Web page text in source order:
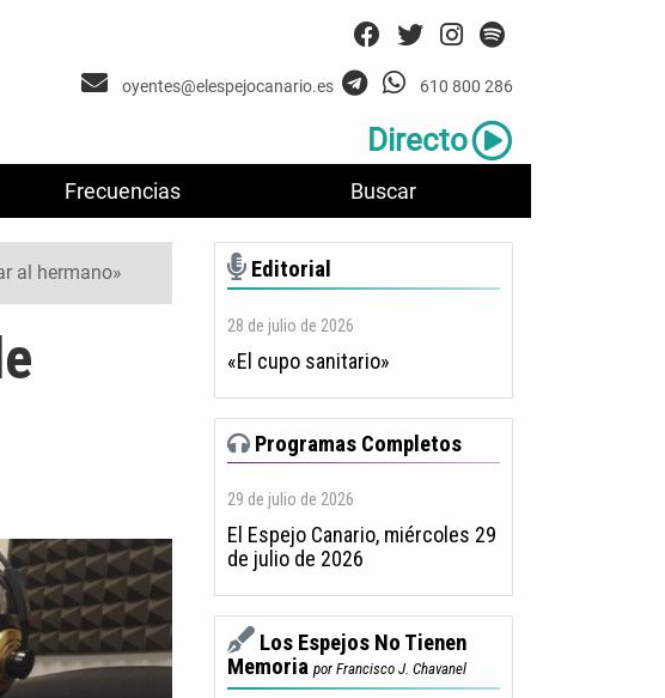
Frecuencias Buscar
oyentes@elespejocanario.es 610 800 286
Directo
al hermano» Editorial
28 de julio de 2026
«El cupo sanitario»
Programas Completos
29 de julio de 2026
El Espejo Canario, miércoles 29
de julio de 2026
Los Espejos No Tienen
Memoria por Francisco J. Chavanel